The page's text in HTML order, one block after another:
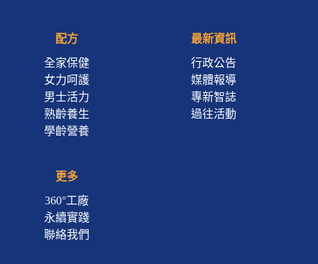
配方
全家保健
女力呵護
男士活力
熟齡養生
學齡營養
最新資訊
行政公告
媒體報導
專新智誌
過往活動
更多
360°工廠
永續實踐
聯絡我們